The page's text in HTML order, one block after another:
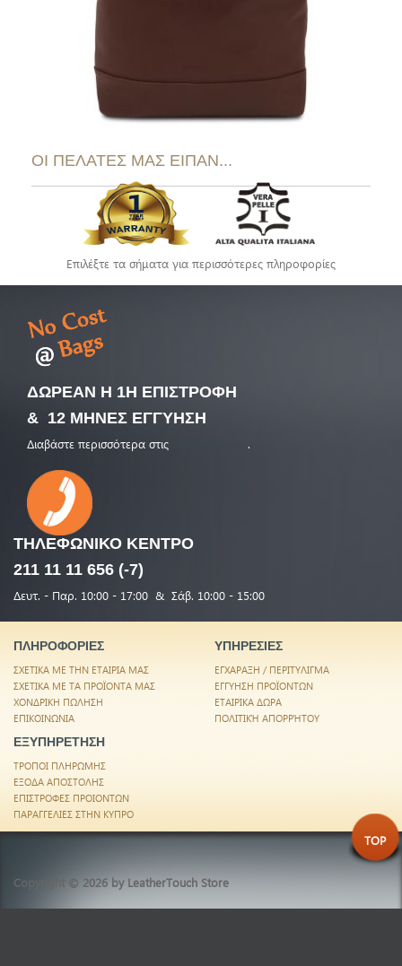
ΟΙ ΠΕΛΑΤΕΣ ΜΑΣ ΕΙΠΑΝ...
Επιλέξτε τα σήματα για περισσότερες πληροφορίες
ΔΩΡΕΑΝ Η 1Η ΕΠΙΣΤΡΟΦΗ
& 12 ΜΗΝΕΣ ΕΓΓΥΗΣΗ
Διαβάστε περισσότερα στις .
ΤΗΛΕΦΩΝΙΚΟ ΚΕΝΤΡΟ
211 11 11 656 (-7)
Δευτ. - Παρ. 10:00 - 17:00 & Σάβ. 10:00 - 15:00
ΠΛΗΡΟΦΟΡΙΕΣ
ΣΧΕΤΙΚΑ ΜΕ ΤΗΝ ΕΤΑΙΡΙΑ ΜΑΣ
ΣΧΕΤΙΚΑ ΜΕ ΤΑ ΠΡΟΪΟΝΤΑ ΜΑΣ
ΧΟΝΔΡΙΚΗ ΠΩΛΗΣΗ
ΕΠΙΚΟΙΝΩΝΙΑ
ΥΠΗΡΕΣΙΕΣ
ΕΓΧΑΡΑΞΗ / ΠΕΡΙΤΥΛΙΓΜΑ
ΕΓΓΥΗΣΗ ΠΡΟΪΟΝΤΩΝ
ΕΤΑΙΡΙΚΑ ΔΩΡΑ
ΠΟΛΙΤΙΚΉ ΑΠΟΡΡΉΤΟΥ
ΕΞΥΠΗΡΕΤΗΣΗ
ΤΡΟΠΟΙ ΠΛΗΡΩΜΗΣ
ΕΞΟΔΑ ΑΠΟΣΤΟΛΗΣ
ΕΠΙΣΤΡΟΦΕΣ ΠΡΟΙΟΝΤΩΝ
ΠΑΡΑΓΓΕΛΙΕΣ ΣΤΗΝ ΚΥΠΡΟ
Copyright © 2026 by LeatherTouch Store
TOP